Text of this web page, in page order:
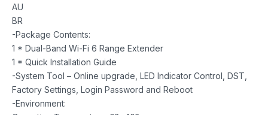
AU
BR
-Package Contents:
1 * Dual-Band Wi-Fi 6 Range Extender
1 * Quick Installation Guide
-System Tool – Online upgrade, LED Indicator Control, DST,
Factory Settings, Login Password and Reboot
-Environment: